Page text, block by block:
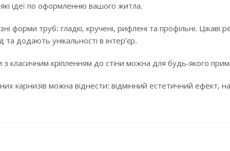
ідеї по оформленню вашого житла.
форми труб: гладкі, кручені, рифлені та профільні.
та додають унікальності в інтер'єр.
з класичним кріпленням до стіни можна для будь-якого
карнизів можна віднести: відмінний естетичний ефект,